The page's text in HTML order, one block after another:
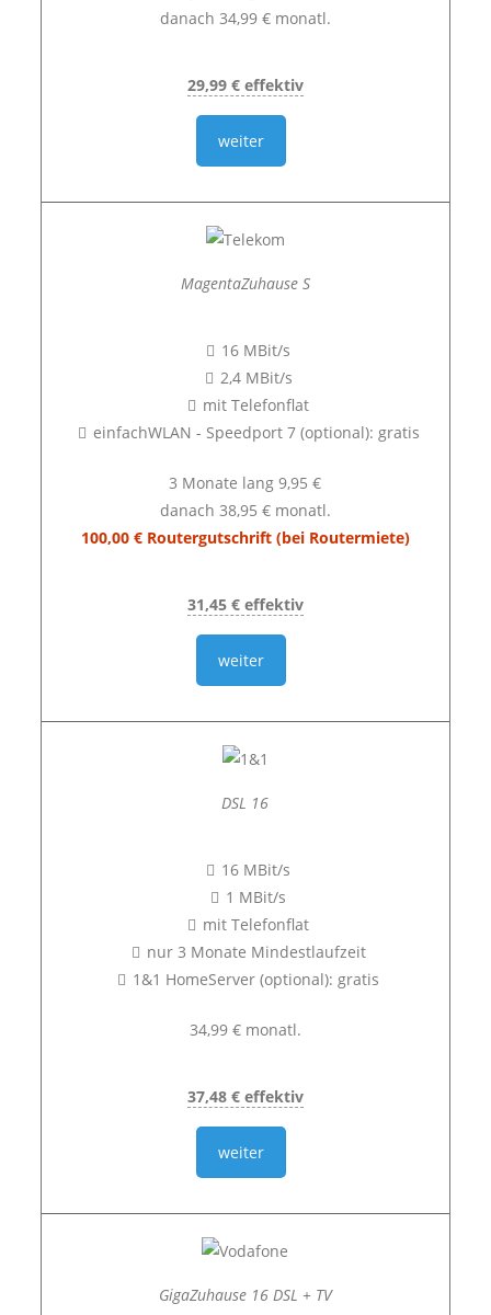
danach 34,99 € monatl.
29,99 € effektiv
weiter
MagentaZuhause S
16 MBit/s
2,4 MBit/s
mit Telefonflat
einfachWLAN - Speedport 7 (optional): gratis
3 Monate lang 9,95 €
danach 38,95 € monatl.
100,00 € Routergutschrift (bei Routermiete)
31,45 € effektiv
weiter
DSL 16
16 MBit/s
1 MBit/s
mit Telefonflat
nur 3 Monate Mindestlaufzeit
1&1 HomeServer (optional): gratis
34,99 € monatl.
37,48 € effektiv
weiter
GigaZuhause 16 DSL + TV